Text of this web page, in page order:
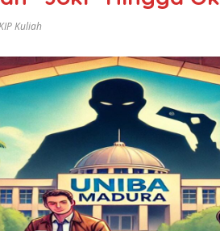
Kuliah